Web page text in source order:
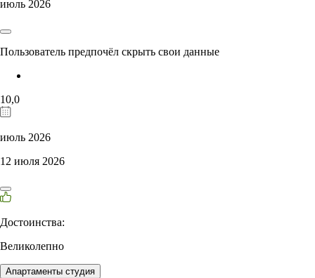
июль 2026
Пользователь предпочёл скрыть свои данные
10,0
июль 2026
12 июля 2026
Достоинства:
Великолепно
Апартаменты студия